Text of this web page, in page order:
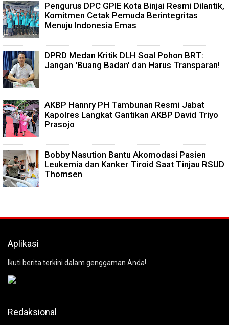
Pengurus DPC GPIE Kota Binjai Resmi Dilantik,
Komitmen Cetak Pemuda Berintegritas
Menuju Indonesia Emas
DPRD Medan Kritik DLH Soal Pohon BRT:
Jangan 'Buang Badan' dan Harus Transparan!
AKBP Hannry PH Tambunan Resmi Jabat
Kapolres Langkat Gantikan AKBP David Triyo
Prasojo
Bobby Nasution Bantu Akomodasi Pasien
Leukemia dan Kanker Tiroid Saat Tinjau RSUD
Thomsen
Aplikasi
Ikuti berita terkini dalam genggaman Anda!
Redaksional